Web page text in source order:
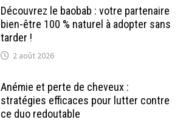
Découvrez le baobab : votre partenaire
bien-être 100 % naturel à adopter sans
tarder !
2 août 2026
Anémie et perte de cheveux :
stratégies efficaces pour lutter contre
ce duo redoutable